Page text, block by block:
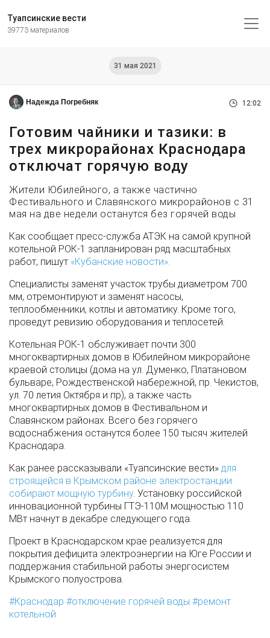
Туапсинские вести
39773 материалов
31 мая 2021
Надежда Погребняк 12:02
Готовим чайники и тазики: в
трех микрорайонах Краснодара
отключат горячую воду
Жители Юбилейного, а также частично
Фестивального и Славянского микрорайонов с 31
мая на две недели останутся без горячей воды
Как сообщает пресс-служба АТЭК на самой крупной
котельной РОК-1 запланирован ряд масштабных
работ, пишут «Кубанские новости».
Специалисты заменят участок трубы диаметром 700
мм, отремонтируют и заменят насосы,
теплообменники, котлы и автоматику. Кроме того,
проведут ревизию оборудования и теплосетей.
Котельная РОК-1 обслуживает почти 300
многоквартирных домов в Юбилейном микрорайоне
краевой столицы (дома на ул. Думенко, Платановом
бульваре, Рождественской набережной, пр. Чекистов,
ул. 70 летия Октября и пр), а также часть
многоквартирных домов в Фестивальном и
Славянском районах. Всего без горячего
водоснабжения останутся более 150 тысяч жителей
Краснодара.
Как ранее рассказывали «Туапсинские вести» для
строящейся в Крымском районе электростанции
собирают мощную турбину. Установку российской
инновационной турбины ГТЭ-110М мощностью 110
МВт начнут в декабре следующего года.
Проект в Краснодарском крае реализуется для
покрытия дефицита электроэнергии на Юге России и
поддержания стабильной работы энергосистем
Крымского полуострова.
Краснодар
отключение горячей воды
ремонт
котельной